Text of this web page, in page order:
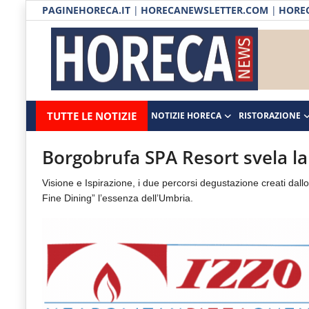
PAGINEHORECA.IT | HORECANEWSLETTER.COM |
Horecanews.it
-
Notizie
Horeca
Il
portale
Horeca
e
del
TUTTE LE NOTIZIE NOTIZIE HORECA RISTORAZIONE
Notizie HORECA
Ristorazione
Ospitalità
Distribuzione
Eventi
RUBRICHE
Borgobrufa SPA Resort svela
Visione e Ispirazione, i due percorsi degustazione creati
Fine Dining” l’essenza dell’Umbria.